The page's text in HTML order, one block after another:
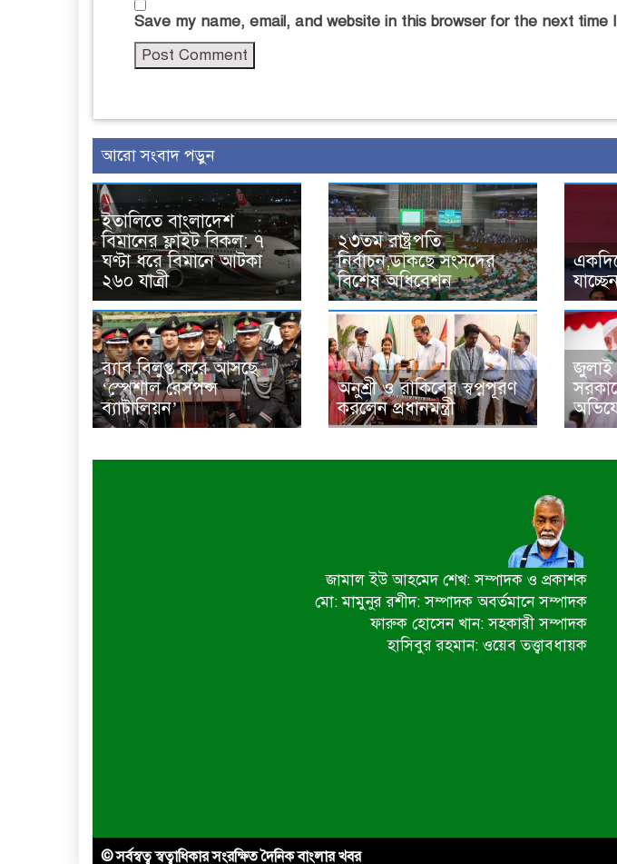
Save my name, email, and website in this browser for the next time
আরো সংবাদ পড়ুন
ইতালিতে বাংলাদেশ
বিমানের ফ্লাইট বিকল: ৭
ঘণ্টা ধরে বিমানে আটকা
২৬০ যাত্রী
২৩তম রাষ্ট্রপতি
নির্বাচন,ডাকছে সংসদের
বিশেষ অধিবেশন
র‌্যাব বিলুপ্ত করে আসছে
‘স্পেশাল রেসপন্স
ব্যাটালিয়ন’
অনুশ্রী ও রাকিবের স্বপ্নপূরণ
করলেন প্রধানমন্ত্রী
জুলাই
জামাল ইউ আহমেদ শেখ: সম্পাদক ও প্রকাশক
মো: মামুনুর রশীদ: সম্পাদক অবর্তমানে সম্পাদক
ফারুক হোসেন খান: সহকারী সম্পাদক
হাসিবুর রহমান: ওয়েব তত্ত্বাবধায়ক
© সর্বস্বত্ব স্বত্বাধিকার সংরক্ষিত দৈনিক বাংলার খবর